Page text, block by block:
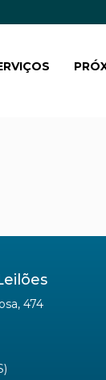
474